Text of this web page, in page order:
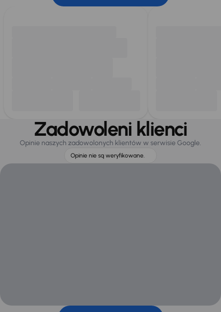
Zadowoleni klienci
Opinie naszych zadowolonych klientów w serwisie Google.
Opinie nie są weryfikowane.